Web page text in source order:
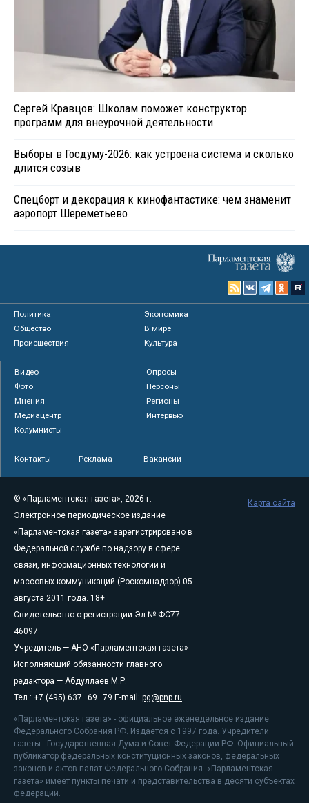
Сергей Кравцов: Школам поможет конструктор
программ для внеурочной деятельности
Выборы в Госдуму-2026: как устроена система и сколько
длится созыв
Спецборт и декорация к кинофантастике: чем знаменит
аэропорт Шереметьево
Политика
Экономика
Общество
В мире
Происшествия
Культура
Видео
Опросы
Фото
Персоны
Мнения
Регионы
Медиацентр
Интервью
Колумнисты
Контакты Реклама Вакансии
© «Парламентская газета», 2026 г.
Электронное периодическое издание
«Парламентская газета» зарегистрировано в
Федеральной службе по надзору в сфере
связи, информационных технологий и
массовых коммуникаций (Роскомнадзор) 05
августа 2011 года. 18+
Свидетельство о регистрации Эл № ФС77-
46097
Учредитель — АНО «Парламентская газета»
Исполняющий обязанности главного
редактора — Абдуллаев М.Р.
Тел.: +7 (495) 637–69–79 E-mail: pg@pnp.ru
«Парламентская газета» - официальное еженедельное издание
Федерального Собрания РФ. Издается с 1997 года. Учредители
газеты - Государственная Дума и Совет Федерации РФ. Официальный
публикатор федеральных конституционных законов, федеральных
законов и актов палат Федерального Собрания. «Парламентская
газета» имеет пункты печати и представительства в десяти субъектах
федерации.
Карта сайта